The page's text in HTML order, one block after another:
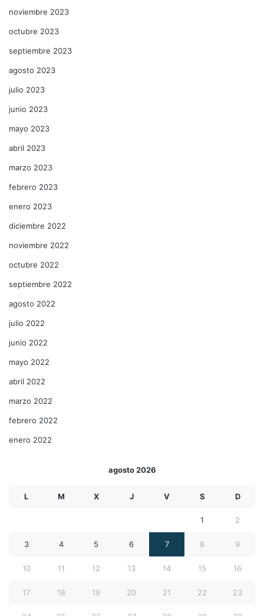
noviembre 2023
octubre 2023
septiembre 2023
agosto 2023
julio 2023
junio 2023
mayo 2023
abril 2023
marzo 2023
febrero 2023
enero 2023
diciembre 2022
noviembre 2022
octubre 2022
septiembre 2022
agosto 2022
julio 2022
junio 2022
mayo 2022
abril 2022
marzo 2022
febrero 2022
enero 2022
agosto 2026
L M X J V S D
1 2
3 4 5 6 7 8 9
10 11 12 13 14 15 16
17 18 19 20 21 22 23